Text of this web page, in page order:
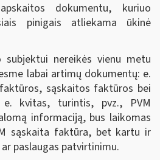
dokumentu, kuriuo
pinigais atliekama ūkinė
subjektui nereikės vienu metu
labai artimų dokumentų: e.
sąskaitos faktūros bei
kvitas, turintis, pvz., PVM
informaciją, bus laikomas
sąskaita faktūra, bet kartu ir
paslaugas patvirtinimu.